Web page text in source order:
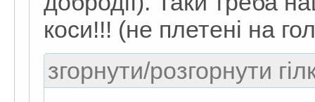
коси!!! (не плетені на
згорнути/розгорнути